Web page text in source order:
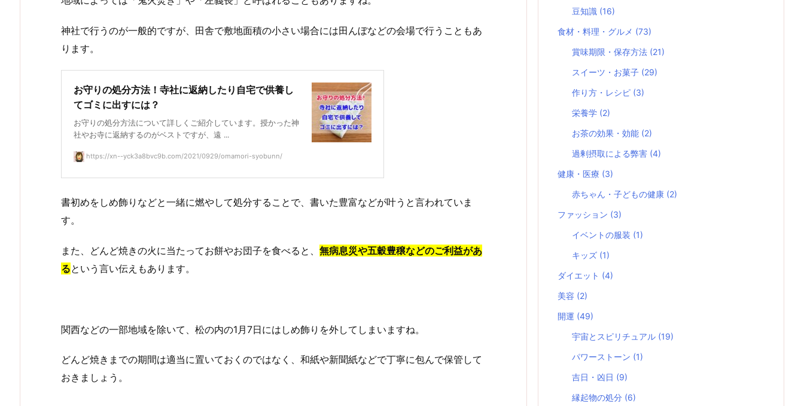
神社で行うのが一般的ですが、田舎で敷地面積の小さい場合には田んぼなどの会場で行うこともあ
ります。
お守りの処分方法！寺社に返納したり自宅で供養し
てゴミに出すには？
お守りの処分方法について詳しくご紹介しています。授かった神
社やお寺に返納するのがベストですが、遠 ...
https://xn--yck3a8bvc9b.com/2021/0929/omamori-syobunn/
書初めをしめ飾りなどと一緒に燃やして処分することで、書いた豊富などが叶うと言われていま
す。
また、どんど焼きの火に当たってお餅やお団子を食べると、 無病息災や五穀豊穣などのご利益があ
るという言い伝えもあります。
関西などの一部地域を除いて、松の内の1月7日にはしめ飾りを外してしまいますね。
どんど焼きまでの期間は適当に置いておくのではなく、和紙や新聞紙などで丁寧に包んで保管して
おきましょう。
豆知識 (16)
食材・料理・グルメ (73)
賞味期限・保存方法 (21)
スイーツ・お菓子 (29)
作り方・レシピ (3)
栄養学 (2)
お茶の効果・効能 (2)
過剰摂取による弊害 (4)
健康・医療 (3)
赤ちゃん・子どもの健康 (2)
ファッション (3)
イベントの服装 (1)
キッズ (1)
ダイエット (4)
美容 (2)
開運 (49)
宇宙とスピリチュアル (19)
パワーストーン (1)
吉日・凶日 (9)
縁起物の処分 (6)